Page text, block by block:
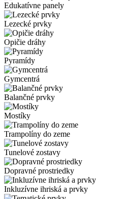
Edukatívne panely
Lezecké prvky
Opičie dráhy
Pyramídy
Gymcentrá
Balančné prvky
Mostíky
Trampolíny do zeme
Tunelové zostavy
Dopravné prostriedky
Inkluzívne ihriská a prvky